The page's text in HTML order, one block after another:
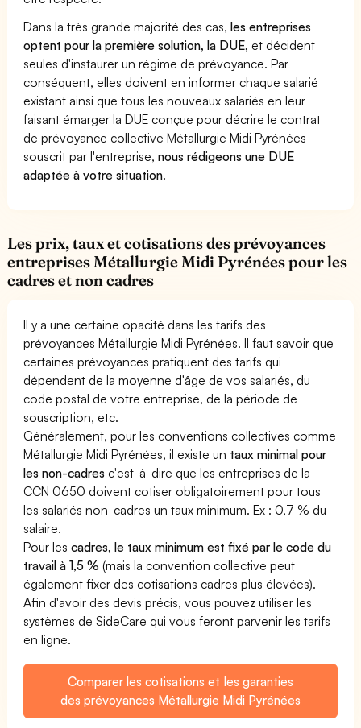
Dans la très grande majorité des cas,les entreprises
optent pour la première solution, la DUE, et décident
seules d'instaurer un régime de prévoyance. Par
conséquent, elles doivent en informer chaque salarié
existant ainsi que tous les nouveaux salariés en leur
faisant émarger la DUE conçue pour décrire le contrat
de prévoyance collective Métallurgie Midi Pyrénées
souscrit par l'entreprise,nous rédigeons une DUE
adaptée à votre situation.
Les prix, taux et cotisations des prévoyances
entreprises Métallurgie Midi Pyrénées pour les
cadres et non cadres
Il y a une certaine opacité dans les tarifs des
prévoyances Métallurgie Midi Pyrénées. Il faut savoir que
certaines prévoyances pratiquent des tarifs qui
dépendent de la moyenne d'âge de vos salariés, du
code postal de votre entreprise, de la période de
souscription, etc.
Généralement, pour les conventions collectives comme
Métallurgie Midi Pyrénées, il existe un taux minimal pour
les non-cadres c'est-à-dire que les entreprises de la
CCN 0650 doivent cotiser obligatoirement pour tous
les salariés non-cadres un taux minimum. Ex : 0,7 % du
salaire.
Pour lescadres, le taux minimum est fixé par le code du
travail à 1,5 % (mais la convention collective peut
également fixer des cotisations cadres plus élevées).
Afin d'avoir des devis précis, vous pouvez utiliser les
systèmes de SideCare qui vous feront parvenir les tarifs
en ligne.
Comparer les cotisations et les garanties
des prévoyances Métallurgie Midi Pyrénées